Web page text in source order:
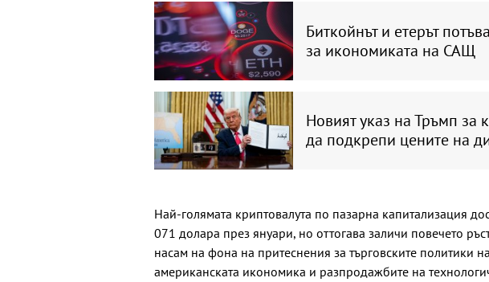
Биткойнът и етерът
за икономиката на САЩ
Новият указ на Тръмп за
да подкрепи цените на
Най-голямата криптовалута по пазарна капитализация
071 долара през януари, но оттогава заличи повечето
насам на фона на притеснения за търговските политики
американската икономика и разпродажбите на